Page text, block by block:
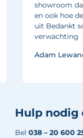
showroom
en ook hoe
uit Bedankt
verwachting
Adam
Hulp nodig
Bel 038 – 20 600